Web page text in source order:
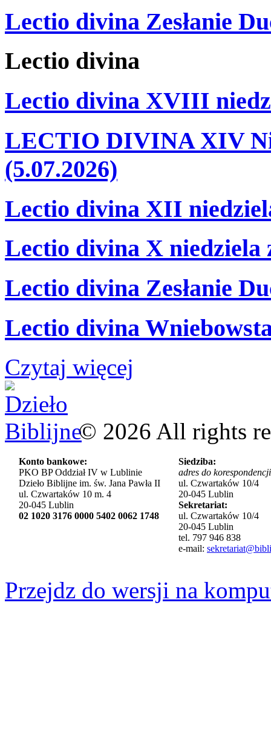
Lectio divina Zesłanie
Lectio divina
Lectio divina XVIII
LECTIO DIVINA XIV
(5.07.2026)
Lectio divina XII
Lectio divina X niedziela
Lectio divina Zesłanie
Lectio divina
Czytaj więcej
© 2026 All rights
Konto bankowe:
PKO BP Oddział IV w Lublinie
Dzieło Biblijne im. św. Jana Pawła II
ul. Czwartaków 10 m. 4
20-045 Lublin
02 1020 3176 0000 5402 0062 1748
Siedziba:
adres do
ul. Czwartaków 10/4
20-045 Lublin
Sekretariat:
ul. Czwartaków 10/4
20-045 Lublin
tel. 797 946 838
e-mail:
Przejdz do wersji na